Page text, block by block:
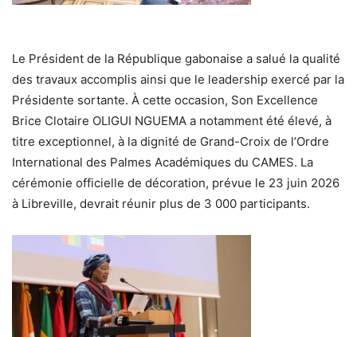
Le Président de la République gabonaise a salué la qualité
des travaux accomplis ainsi que le leadership exercé par la
Présidente sortante. À cette occasion, Son Excellence
Brice Clotaire OLIGUI NGUEMA a notamment été élevé, à
titre exceptionnel, à la dignité de Grand-Croix de l’Ordre
International des Palmes Académiques du CAMES. La
cérémonie officielle de décoration, prévue le 23 juin 2026
à Libreville, devrait réunir plus de 3 000 participants.